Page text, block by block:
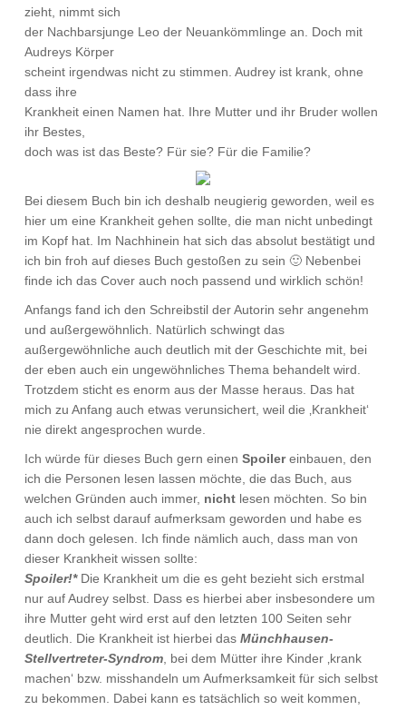
zieht, nimmt sich
der Nachbarsjunge Leo der Neuankömmlinge an. Doch mit
Audreys Körper
scheint irgendwas nicht zu stimmen. Audrey ist krank, ohne
dass ihre
Krankheit einen Namen hat. Ihre Mutter und ihr Bruder wollen
ihr Bestes,
doch was ist das Beste? Für sie? Für die Familie?
Bei diesem Buch bin ich deshalb neugierig geworden, weil es
hier um eine Krankheit gehen sollte, die man nicht unbedingt
im Kopf hat. Im Nachhinein hat sich das absolut bestätigt und
ich bin froh auf dieses Buch gestoßen zu sein 🙂 Nebenbei
finde ich das Cover auch noch passend und wirklich schön!
Anfangs fand ich den Schreibstil der Autorin sehr angenehm
und außergewöhnlich. Natürlich schwingt das
außergewöhnliche auch deutlich mit der Geschichte mit, bei
der eben auch ein ungewöhnliches Thema behandelt wird.
Trotzdem sticht es enorm aus der Masse heraus. Das hat
mich zu Anfang auch etwas verunsichert, weil die ‚Krankheit‘
nie direkt angesprochen wurde.
Ich würde für dieses Buch gern einenSpoilereinbauen, den
ich die Personen lesen lassen möchte, die das Buch, aus
welchen Gründen auch immer, nicht lesen möchten. So bin
auch ich selbst darauf aufmerksam geworden und habe es
dann doch gelesen. Ich finde nämlich auch, dass man von
dieser Krankheit wissen sollte:
Spoiler!*Die Krankheit um die es geht bezieht sich erstmal
nur auf Audrey selbst. Dass es hierbei aber insbesondere um
ihre Mutter geht wird erst auf den letzten 100 Seiten sehr
deutlich. Die Krankheit ist hierbei dasMünchhausen-
Stellvertreter-Syndrom , bei dem Mütter ihre Kinder ‚krank
machen‘ bzw. misshandeln um Aufmerksamkeit für sich selbst
zu bekommen. Dabei kann es tatsächlich so weit kommen,